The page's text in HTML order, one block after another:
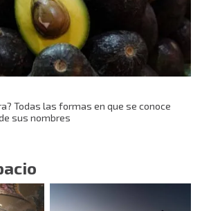
Todas las formas en que se conoce
sus nombres